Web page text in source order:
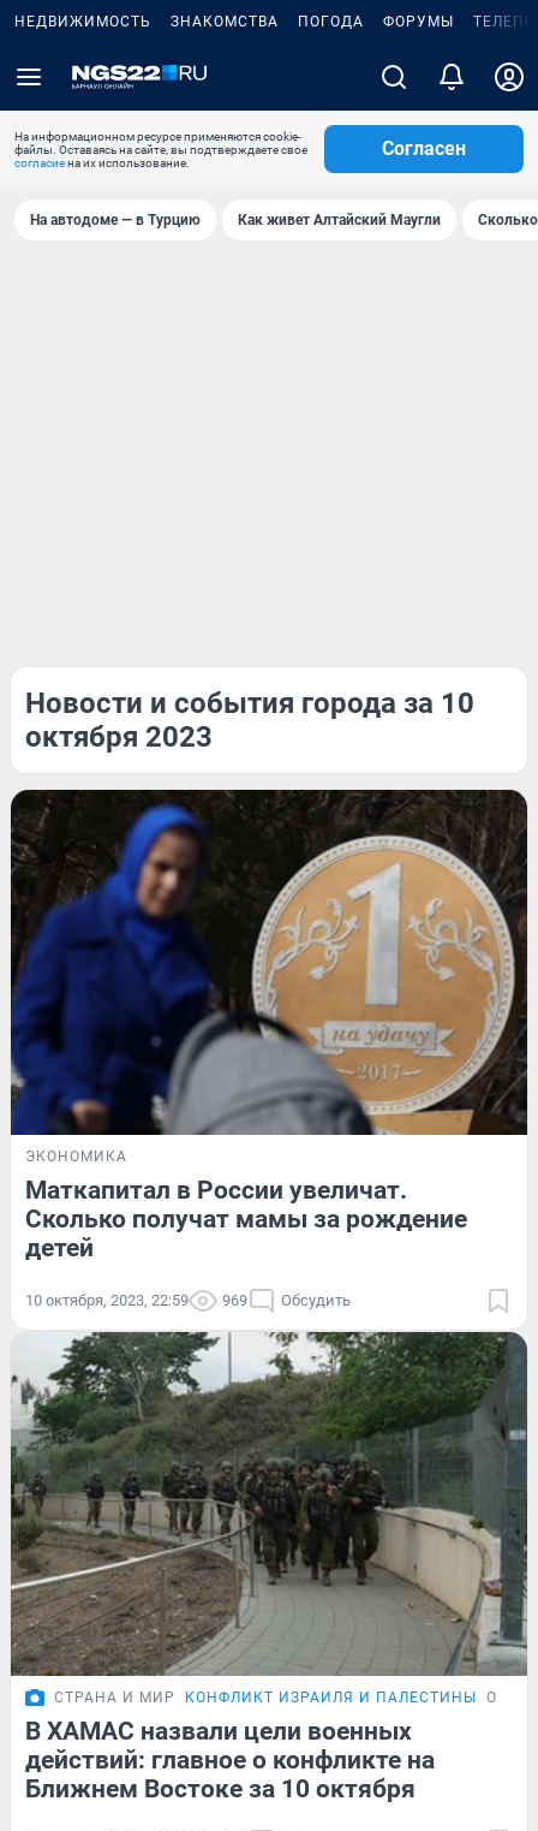
НЕДВИЖИМОСТЬ ЗНАКОМСТВА ПОГОДА ФОРУМЫ
На информационном ресурсе применяются cookie-
файлы. Оставаясь на сайте, вы подтверждаете свое
согласиена их использование.
Согласен
На автодоме — в Турцию Как живет Алтайский Маугли
Новости и события города за 10
октября 2023
ЭКОНОМИКА
Маткапитал в России увеличат.
Сколько получат мамы за рождение
детей
10 октября, 2023, 22:59 969 Обсудить
СТРАНА И МИР КОНФЛИКТ ИЗРАИЛЯ И ПАЛЕСТИНЫ ОБЗОР
В ХАМАС назвали цели военных
действий: главное о конфликте на
Ближнем Востоке за 10 октября